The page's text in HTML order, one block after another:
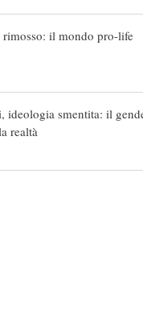
rimosso: il mondo pro-life
ideologia smentita: il
realtà